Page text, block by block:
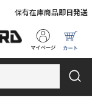
保有在庫商品即日発送